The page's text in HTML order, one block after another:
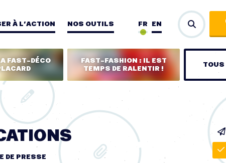
À L’ACTION NOS OUTILS EN
FR
FAST-DÉCO
FAST-FASHION : IL EST
TEMPS DE RALENTIR !
TOUS
DE PRESSE